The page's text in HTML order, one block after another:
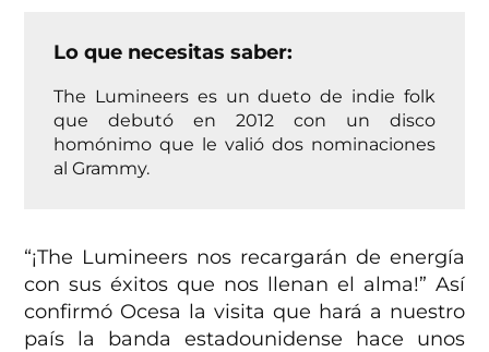
Lo que necesitas saber:
The Lumineers es un dueto de indie folk
que debutó en 2012 con un disco
homónimo que le valió dos nominaciones
al Grammy.
“¡The Lumineers nos recargarán de energía
con sus éxitos que nos llenan el alma!” Así
confirmó Ocesa la visita que hará a nuestro
país la banda estadounidense hace unos